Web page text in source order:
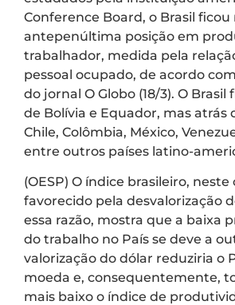
Conference Board, o Brasil ficou
antepenúltima posição em
trabalhador, medida pela
pessoal ocupado, de acordo
do jornal O Globo (18/3). O
de Bolívia e Equador, mas atrás
Chile, Colômbia, México,
entre outros países latino-
(OESP) O índice brasileiro, neste
favorecido pela desvalorização
essa razão, mostra que a baixa
do trabalho no País se deve a
valorização do dólar reduziria o
moeda e, consequentemente,
mais baixo o índice de